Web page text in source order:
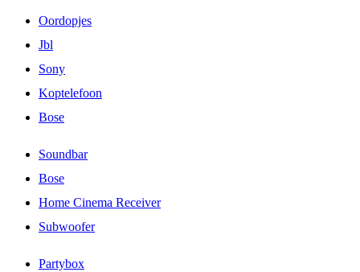
Oordopjes
Jbl
Sony
Koptelefoon
Bose
Soundbar
Bose
Home Cinema Receiver
Subwoofer
Partybox